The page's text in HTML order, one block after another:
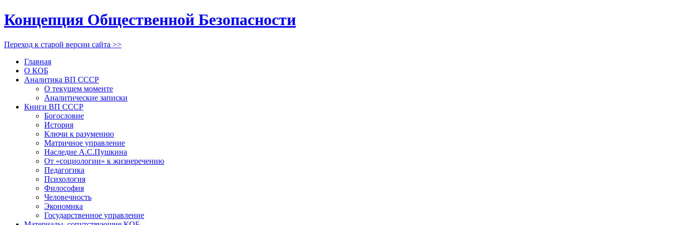
Концепция Общественной Безопасности
Переход к старой версии сайта >>
Главная
О КОБ
Аналитика ВП СССР
О текущем моменте
Аналитические записки
Книги ВП СССР
Богословие
История
Ключи к разумению
Матричное управление
Наследие А.С.Пушкина
От «социологии» к жизнеречению
Педагогика
Психология
Философия
Человечность
Экономика
Государственное управление